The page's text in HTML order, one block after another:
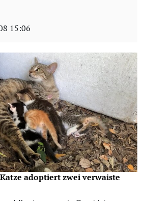
15:06
adoptiert zwei verwaiste